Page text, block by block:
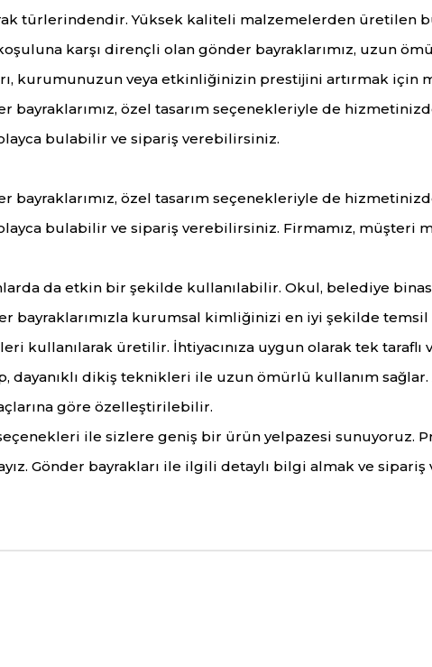
türlerindendir. Yüksek kaliteli malzemelerden üretilen
karşı dirençli olan gönder bayraklarımız, uzun
kurumunuzun veya etkinliğinizin prestijini artırmak için
bayraklarımız, özel tasarım seçenekleriyle de
bulabilir ve sipariş verebilirsiniz.
bayraklarımız, özel tasarım seçenekleriyle de
bulabilir ve sipariş verebilirsiniz. Firmamız, müşteri
da etkin bir şekilde kullanılabilir. Okul, belediye
bayraklarımızla kurumsal kimliğinizi en iyi şekilde
kullanılarak üretilir. İhtiyacınıza uygun olarak tek taraflı
dayanıklı dikiş teknikleri ile uzun ömürlü kullanım sağlar.
göre özelleştirilebilir.
ile sizlere geniş bir ürün yelpazesi sunuyoruz.
Gönder bayrakları ile ilgili detaylı bilgi almak ve